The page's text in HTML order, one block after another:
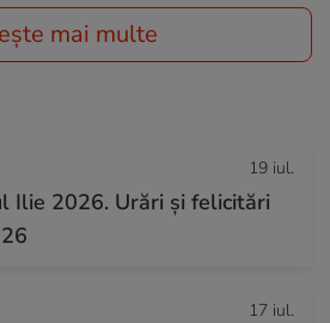
mai multe
19 iul.
Ilie 2026. Urări și felicitări
17 iul.